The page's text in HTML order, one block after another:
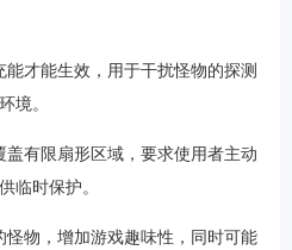
才能生效，用于干扰怪物的探测
境。
有限扇形区域，要求使用者主动
临时保护。
物，增加游戏趣味性，同时可能